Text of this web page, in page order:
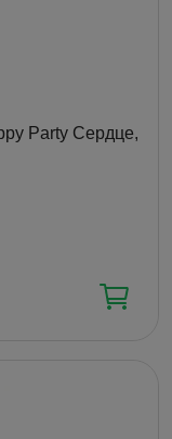
Party Сердце,